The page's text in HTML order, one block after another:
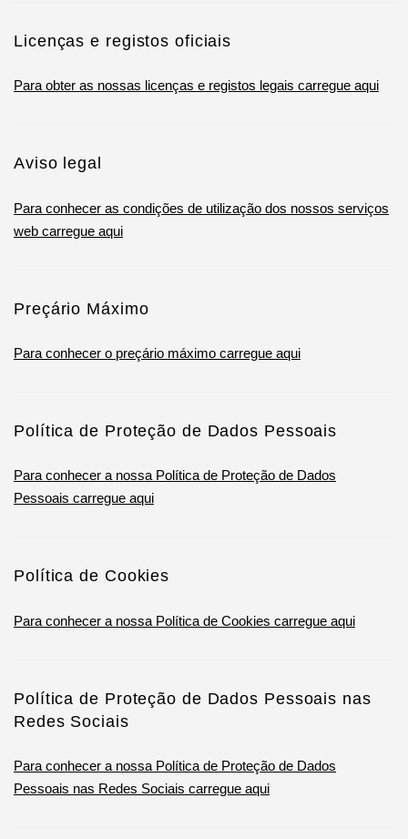
Licenças e registos oficiais
Para obter as nossas licenças e registos legais carregue aqui
Aviso legal
Para conhecer as condições de utilização dos nossos serviços
web carregue aqui
Preçário Máximo
Para conhecer o preçário máximo carregue aqui
Política de Proteção de Dados Pessoais
Para conhecer a nossa Política de Proteção de Dados
Pessoais carregue aqui
Política de Cookies
Para conhecer a nossa Política de Cookies carregue aqui
Política de Proteção de Dados Pessoais nas
Redes Sociais
Para conhecer a nossa Política de Proteção de Dados
Pessoais nas Redes Sociais carregue aqui